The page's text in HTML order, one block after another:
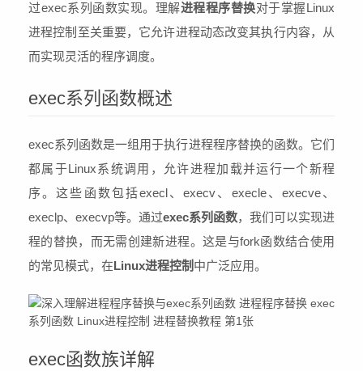
过exec系列函数实现。理解进程程序替换对于掌握Linux
进程控制至关重要，它允许进程动态改变其执行内容，从
而实现灵活的程序调度。
exec系列函数概述
exec系列函数是一组用于执行进程程序替换的函数。它们
都属于Linux系统调用，允许进程加载并运行一个新程
序。这些函数包括execl、execv、execle、execve、
execlp、execvp等。通过exec系列函数，我们可以实现进
程的替换，而无需创建新进程。这是与fork函数结合使用
的常见模式，在Linux进程控制 中广泛应用。
exec函数族详解